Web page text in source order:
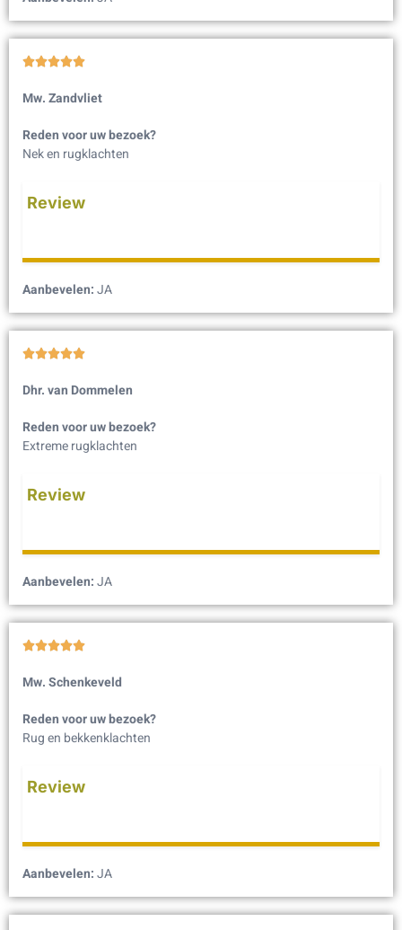

Mw. Zandvliet
Reden voor uw bezoek?
Nek en rugklachten
Review
Aanbevelen:JA

Dhr. van Dommelen
Reden voor uw bezoek?
Extreme rugklachten
Review
Aanbevelen:JA

Mw. Schenkeveld
Reden voor uw bezoek?
Rug en bekkenklachten
Review
Aanbevelen:JA